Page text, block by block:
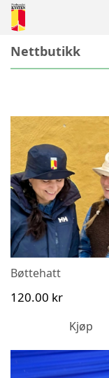
Nettbutikk
Bøttehatt
120.00 kr
Kjøp
Bøttehatt
Se detaljer
handlekurv